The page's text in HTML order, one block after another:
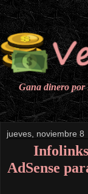
Gana dinero por
jueves, noviembre 8
AdSense